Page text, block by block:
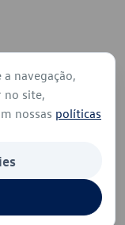
navegação,
no site,
nossas políticas